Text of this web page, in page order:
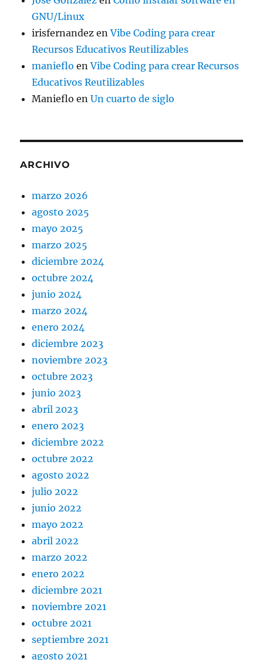
GNU/Linux
irisfernandez enVibe Coding para crear
Recursos Educativos Reutilizables
manieflo enVibe Coding para crear Recursos
Educativos Reutilizables
Manieflo enUn cuarto de siglo
ARCHIVO
marzo 2026
agosto 2025
mayo 2025
marzo 2025
diciembre 2024
octubre 2024
junio 2024
marzo 2024
enero 2024
diciembre 2023
noviembre 2023
octubre 2023
junio 2023
abril 2023
enero 2023
diciembre 2022
octubre 2022
agosto 2022
julio 2022
junio 2022
mayo 2022
abril 2022
marzo 2022
enero 2022
diciembre 2021
noviembre 2021
octubre 2021
septiembre 2021
agosto 2021